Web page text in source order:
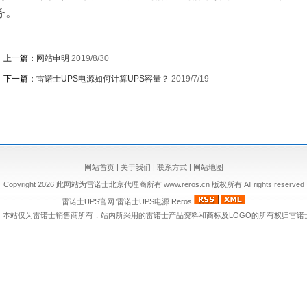
上一篇： 网站申明 2019/8/30
下一篇： 雷诺士UPS电源如何计算UPS容量？ 2019/7/19
网站首页| 关于我们 | 联系方式| 网站地图
Copyright 2026 此网站为雷诺士北京代理商所有 www.reros.cn 版权所有 All rights reserved
雷诺士UPS官网 雷诺士UPS电源 Reros
本站仅为雷诺士销售商所有，站内所采用的雷诺士产品资料和商标及LOGO的所有权归雷诺